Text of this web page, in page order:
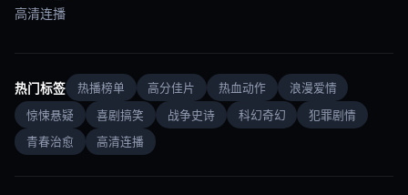
高清连播
热门标签 热播榜单 高分佳片 热血动作
浪漫爱情
惊悚悬疑
喜剧搞笑 战争史诗 科幻奇幻
犯罪剧情
青春治愈
高清连播